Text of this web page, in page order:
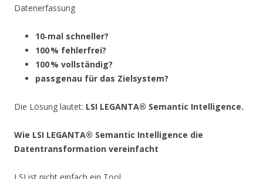
Datenerfassung
10‑mal schneller?
100% fehlerfrei?
100% vollständig?
passgenau für das Zielsystem?
Die Lösung lautet: LSI LEGANTA® Semantic Intelligence.
Wie LSI LEGANTA® Semantic Intelligence die
Datentransformation vereinfacht